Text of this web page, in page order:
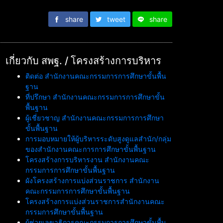
share tweet share
เกี่ยวกับ สพฐ. / โครงสร้างการบริหาร
ติดต่อ สำนักงานคณะกรรมการการศึกษาขั้นพื้น
ฐาน
ที่ปรึกษา สำนักงานคณะกรรมการการศึกษาขั้น
พื้นฐาน
ผู้เชี่ยวชาญ สำนักงานคณะกรรมการการศึกษา
ขั้นพื้นฐาน
การมอบหมายให้ผู้บริหารระดับสูงดูแลสำนัก/กลุ่ม
ของสำนักงานคณะการการศึกษาขั้นพื้นฐาน
โครงสร้างการบริหารงาน สำนักงานคณะ
กรรมการการศึกษาขั้นพื้นฐาน
ผังโครงสร้างการแบ่งส่วนราชการ สำนักงาน
คณะกรรมการการศึกษาขั้นพื้นฐาน
โครงสร้างการแบ่งส่วนราชการสำนักงานคณะ
กรรมการศึกษาขั้นพื้นฐาน